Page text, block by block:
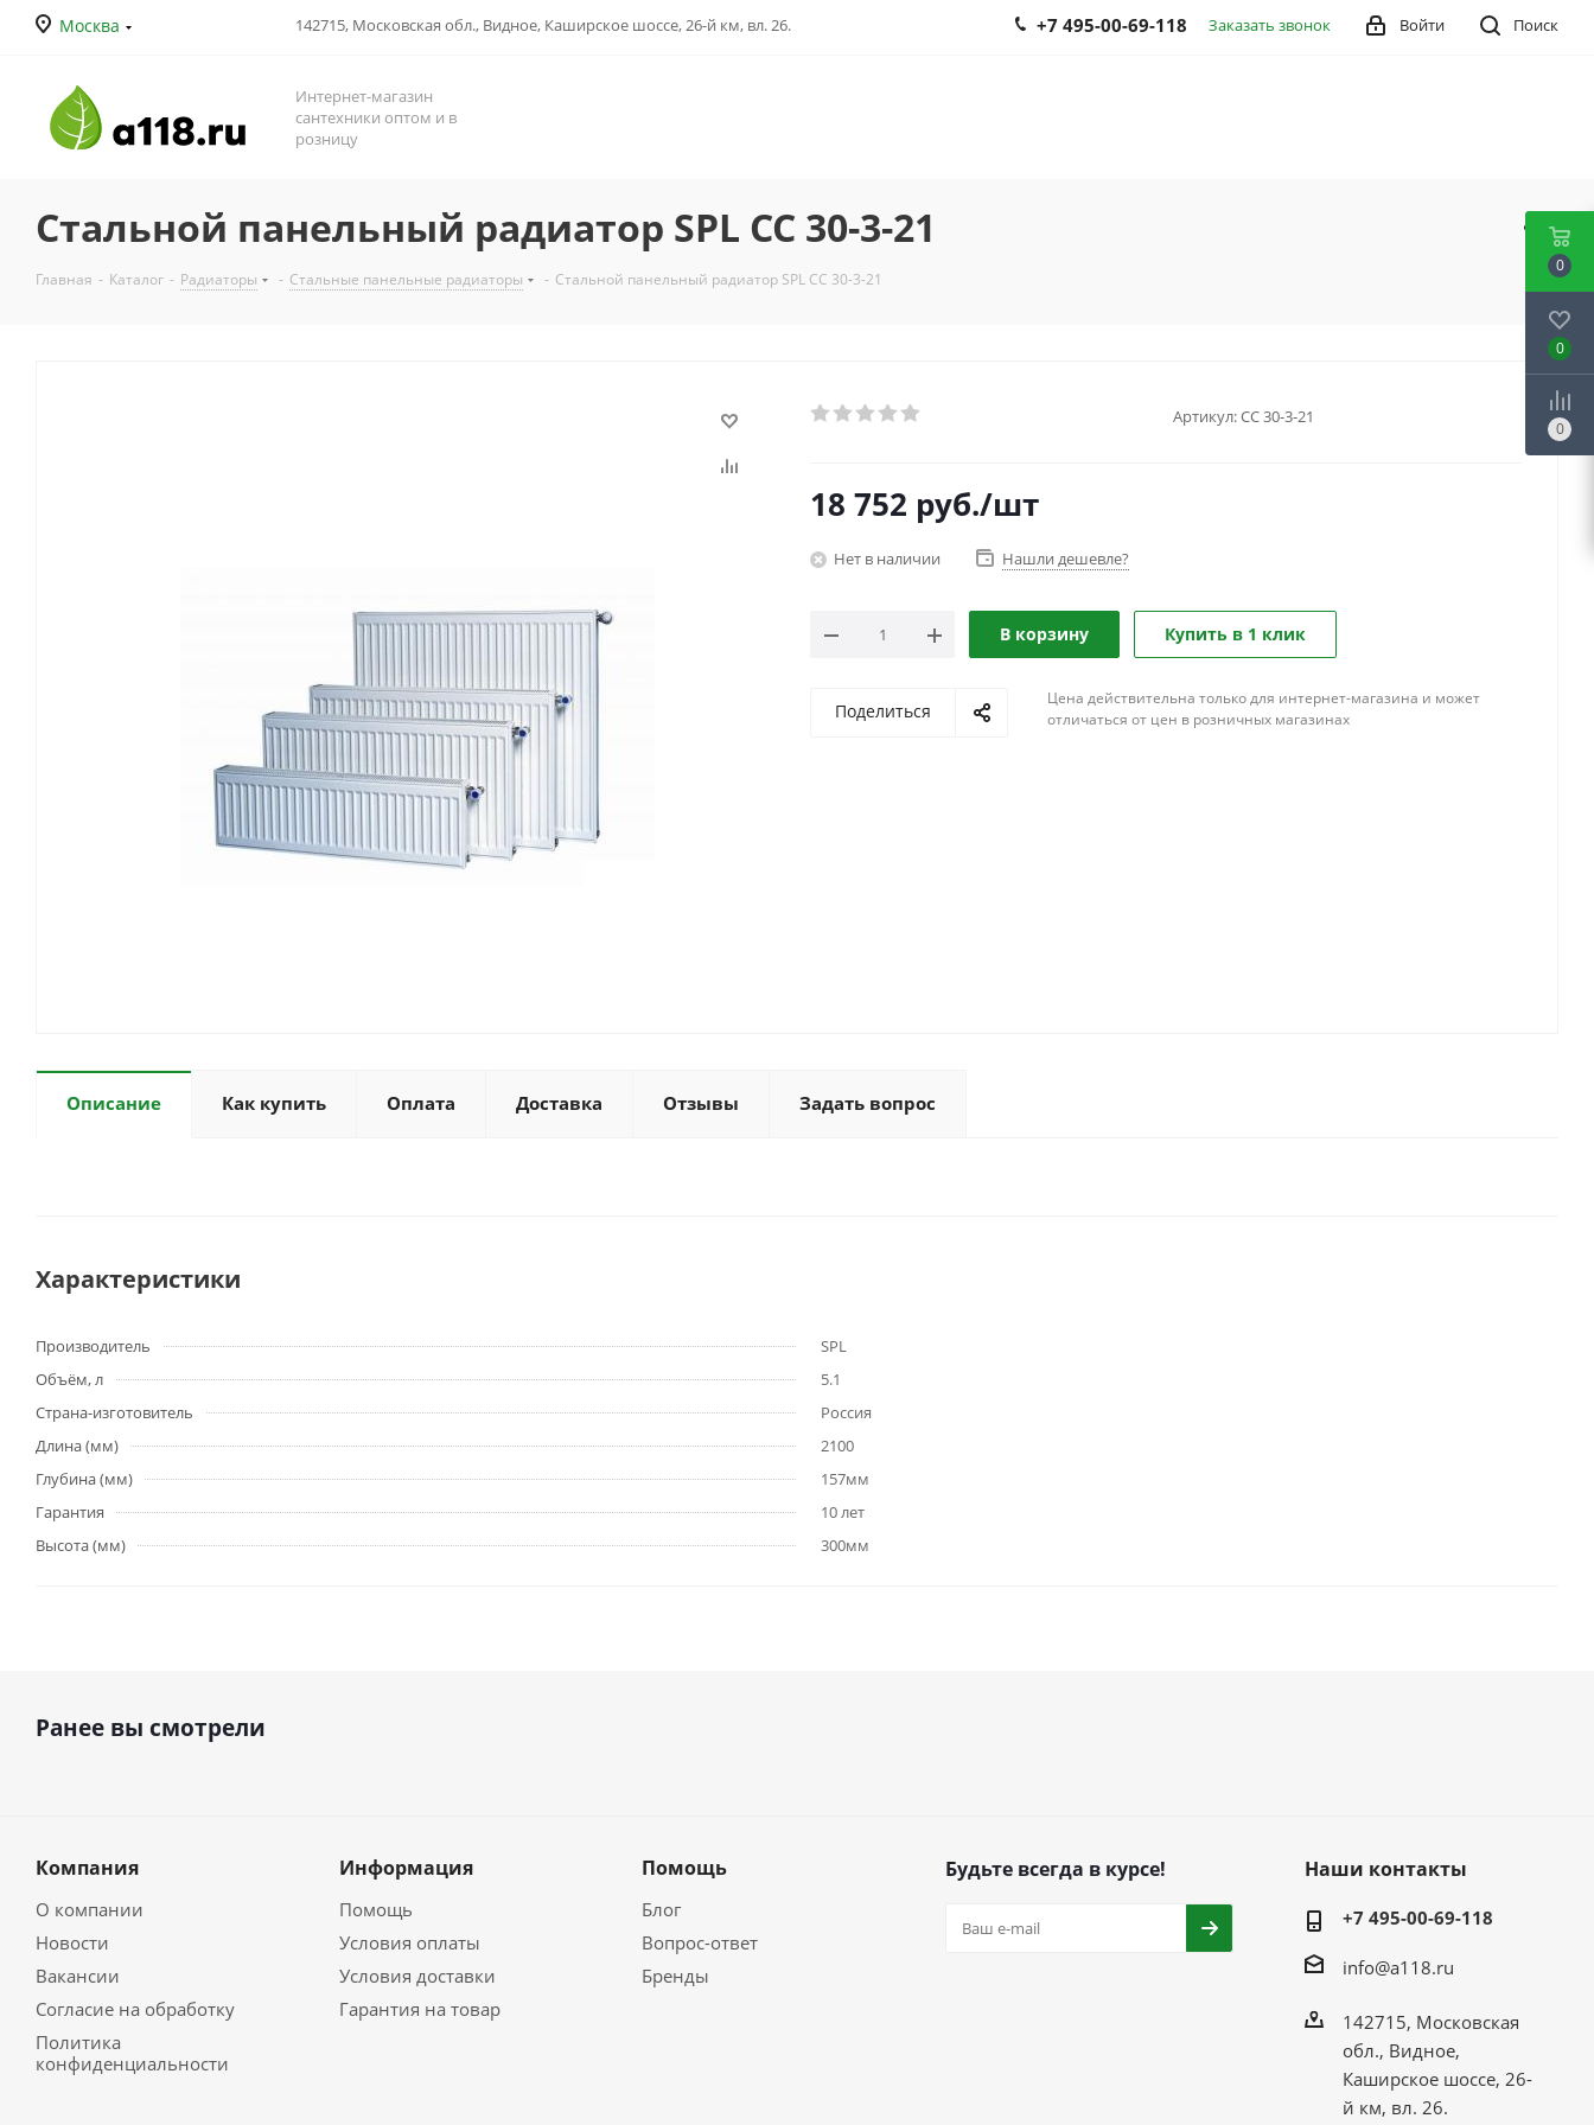
Москва 142715, Московская обл., Видное, Каширское шоссе, 26-й км, вл. 26. Поиск
Войти
+7 495-00-69-118 Заказать звонок
Интернет-магазин
сантехники оптом и в
розницу
Стальной панельный радиатор SPL CC 30-3-21
Главная - Каталог - Радиаторы - Стальные панельные радиаторы - Стальной панельный радиатор SPL CC 30-3-21
Артикул:CC 30-3-21
18 752 руб./шт
Нет в наличии Нашли дешевле?
В корзину Купить в 1 клик
Поделиться
Цена действительна только для интернет-магазина и может
отличаться от цен в розничных магазинах
Описание Как купить Оплата Доставка Отзывы Задать вопрос
Характеристики
Производитель
SPL
Объём, л
5.1
Страна-изготовитель
Россия
Длина (мм)
2100
Глубина (мм)
157мм
Гарантия
10 лет
Высота (мм)
300мм
Ранее вы смотрели
Компания
О компании
Новости
Вакансии
Согласие на обработку
Политика
конфиденциальности
Информация
Помощь
Условия оплаты
Условия доставки
Гарантия на товар
Помощь
Блог
Вопрос-ответ
Бренды
Будьте всегда в курсе! Наши контакты
+7 495-00-69-118
info@a118.ru
142715, Московская
обл., Видное,
Каширское шоссе, 26-
й км, вл. 26.
0
0
0